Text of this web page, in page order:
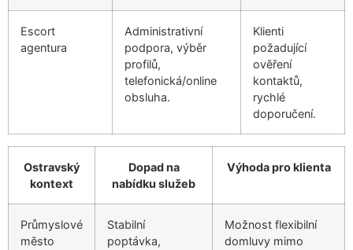
Escort
agentura
Administrativní
podpora, výběr
profilů,
telefonická/online
obsluha.
Klienti
požadující
ověření
kontaktů,
rychlé
doporučení.
Ostravský
kontext
Dopad na
nabídku služeb
Výhoda pro klienta
Průmyslové
město
Stabilní
poptávka,
Možnost flexibilní
domluvy mimo